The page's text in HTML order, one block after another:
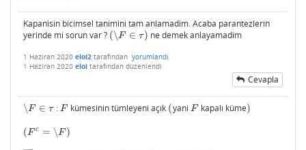
Kapanisin bicimsel tanimini tam anlamadim. Acaba parantezlerin
yerinde mi sorun var ? (∖F ∈ τ)
(∖F∈ τ) ne demek anlayamadim
1 Haziran 2020 eloi2 tarafından yorumlandı
1 Haziran 2020 eloi tarafından düzenlendi
Cevapla
∖F ∈ τ
∖F∈ τ :F
F kümesinin tümleyeni açık (
(yani F
F kapalı küme)
)
( F c = ∖F)
(Fc= ∖F)